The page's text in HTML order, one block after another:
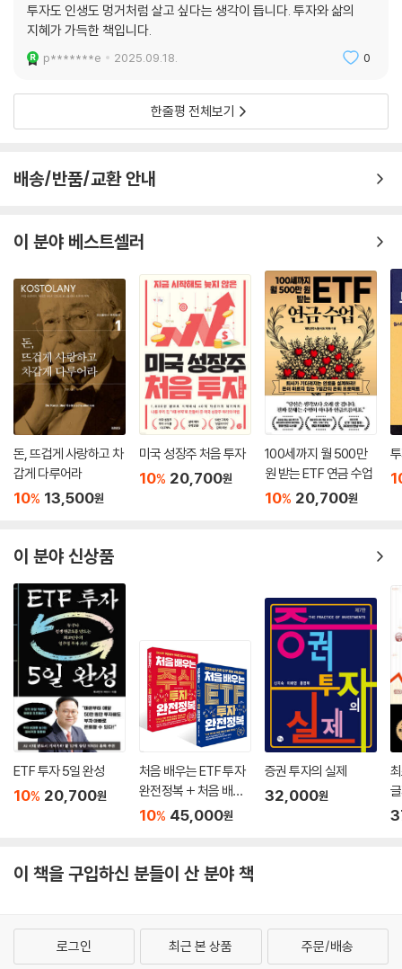
그 밖에도 멍거의 유익한 조언들로 빼곡하다. ‘무지에서 벗어나는 것은 의
무다’ ‘기대치를 낮추라’ ‘극단적인 이념을 삼가라’ ‘이기심 편향에서 벗어
나라’ 등 투자와 삶을 관통하는 멍거의 조언은 간단하지만 지극히 유용하
다. 학교에서 배울 수 없는 단순한 교훈이 가득한 이 책은 투자와 삶을 위한
훌륭한 교과서가 될 것이다.
투자도 인생도 멍거처럼 살고 싶다는 생각이 듭니다. 투자와 삶의
지혜가 가득한 책입니다.
p*******e 2025.09.18. 0
한줄평 전체보기
배송/반품/교환 안내
이 분야 베스트셀러
돈, 뜨겁게 사랑하고 차
갑게 다루어라
10% 13,500원
미국 성장주 처음 투자
10% 20,700원
100세까지 월 500만
원 받는 ETF 연금 수업
10% 20,700원
이 분야 신상품
ETF 투자 5일 완성
10% 20,700원
처음 배우는 ETF 투자
완전정복 + 처음 배우
는 주식 투자 완전정복
10% 45,000원
증권 투자의 실제
32,000원
이 책을 구입하신 분들이 산 분야 책
로그인 최근 본 상품 주문/배송